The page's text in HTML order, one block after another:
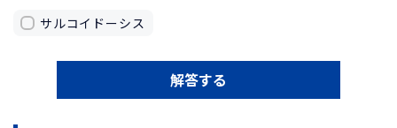
サルコイドーシス
解答する